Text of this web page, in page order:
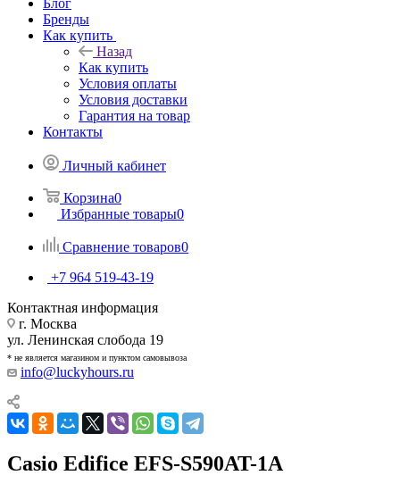
Блог
Бренды
Как купить
Назад
Как купить
Условия оплаты
Условия доставки
Гарантия на товар
Контакты
Личный кабинет
Корзина0
Избранные товары0
Сравнение товаров0
+7 964 519-43-19
Контактная информация
г. Москва
ул. Ленинская слобода 19
* не является магазином и пунктом самовывоза
info@luckyhours.ru
Casio Edifice EFS-S590AT-1A